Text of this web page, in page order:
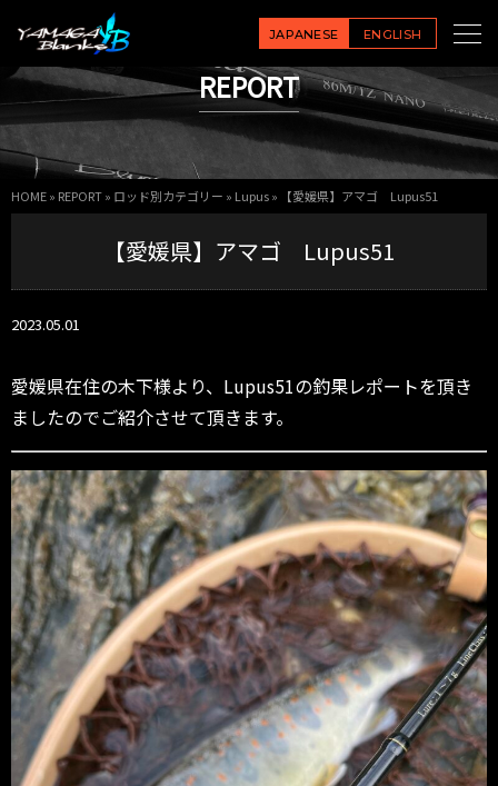
JAPANESE ENGLISH
REPORT
HOME» REPORT» ロッド別カテゴリー » Lupus» 【愛媛県】アマゴ Lupus51
【愛媛県】アマゴ Lupus51
2023.05.01
愛媛県在住の木下様より、Lupus51の釣果レポートを頂き
ましたのでご紹介させて頂きます。